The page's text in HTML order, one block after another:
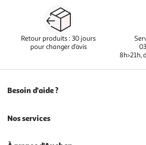
Retour produits : 30 jours
pour changer d’avis
8h>21h,
Besoin d'aide ?
Nos services